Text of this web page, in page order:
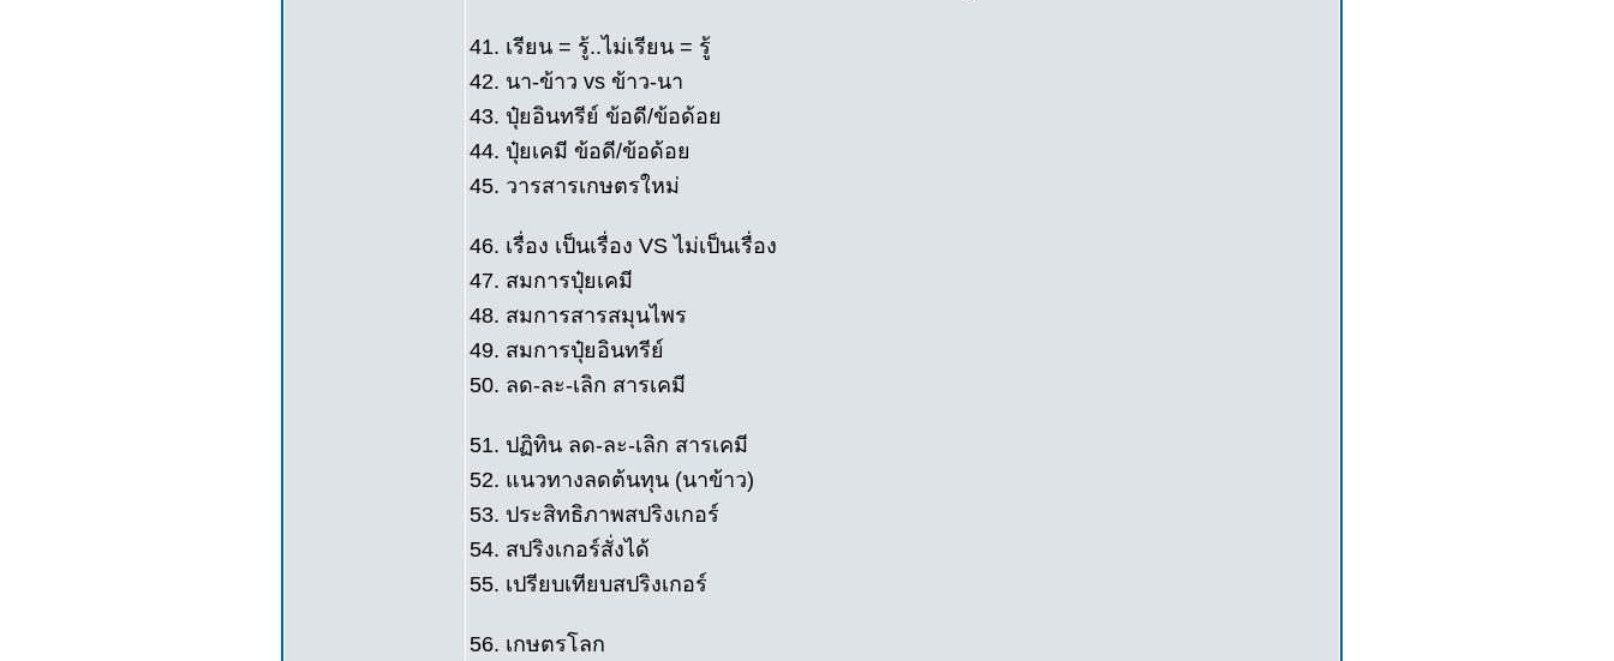
41. เรียน = รู้..ไม่เรียน = รู้
42. นา-ข้าว vs ข้าว-นา
43. ปุ๋ยอินทรีย์ ข้อดี/ข้อด้อย
44. ปุ๋ยเคมี ข้อดี/ข้อด้อย
45. วารสารเกษตรใหม่
46. เรื่อง เป็นเรื่อง VS ไม่เป็นเรื่อง
47. สมการปุ๋ยเคมี
48. สมการสารสมุนไพร
49. สมการปุ๋ยอินทรีย์
50. ลด-ละ-เลิก สารเคมี
51. ปฏิทิน ลด-ละ-เลิก สารเคมี
52. แนวทางลดต้นทุน (นาข้าว)
53. ประสิทธิภาพสปริงเกอร์
54. สปริงเกอร์สั่งได้
55. เปรียบเทียบสปริงเกอร์
56. เกษตรโลก